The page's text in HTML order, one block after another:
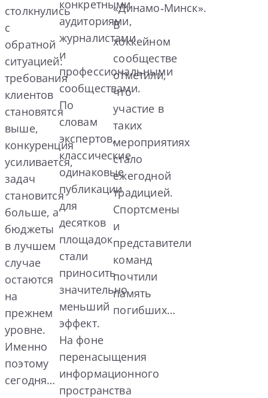
столкнулись
с
обратной
ситуацией:
требования
клиентов
становятся
выше,
конкуренция
усиливается,
задач
становится
больше, а
бюджеты
в лучшем
случае
остаются
на
прежнем
уровне.
Именно
поэтому
сегодня…
конкретными
аудиториями,
журналистами
и
профессиональными
сообществами.
По
словам
экспертов,
классические
одинаковые
публикации
для
десятков
площадок
стали
приносить
значительно
меньший
эффект.
На фоне
перенасыщения
информационного
пространства
«Динамо‑Минск».
В
хоккейном
сообществе
отметили,
что
участие в
таких
мероприятиях
стало
ежегодной
традицией.
Спортсмены
и
представители
команд
почтили
память
погибших…